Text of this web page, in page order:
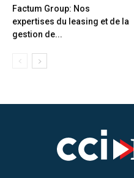
Factum Group: Nos
expertises du leasing et de la
gestion de...